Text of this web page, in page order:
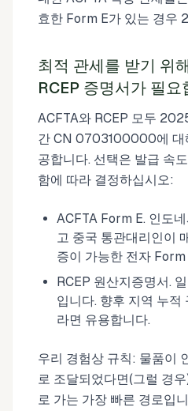
효한 Form E가 있는 경우
최적 관세를 받기 위
RCEP 증명서가 필요
ACFTA와 RCEP 모두
간 CN 0703100000에 대
공합니다. 선택은 발급 속
함에 따라 결정하십시오:
ACFTA Form E. 인도
고 중국 통관대리인이
증이 가능한 전자
RCEP 원산지증명서.
입니다. 향후 지역 누적
라면 유용합니다.
우리 경험상 규칙: 물품이
로 조달되었다면(그럴 경
로 가는 가장 빠른 경로입